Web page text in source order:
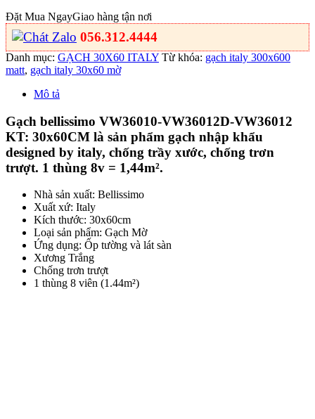
Đặt Mua NgayGiao hàng tận nơi
056.312.4444
Danh mục: GẠCH 30X60 ITALY Từ khóa: gạch italy 300x600
matt, gạch italy 30x60 mờ
Mô tả
Gạch bellissimo VW36010-VW36012D-VW36012
KT: 30x60CM là sản phẩm gạch nhập khẩu
designed by italy, chống trầy xước, chống trơn
trượt. 1 thùng 8v = 1,44m².
Nhà sản xuất: Bellissimo
Xuất xứ: Italy
Kích thước: 30x60cm
Loại sản phẩm: Gạch Mờ
Ứng dụng: Ốp tường và lát sàn
Xương Trắng
Chống trơn trượt
1 thùng 8 viên (1.44m²)